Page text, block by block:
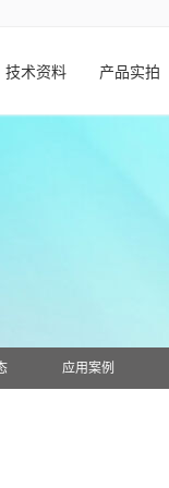
技术资料 产品实拍
应用案例